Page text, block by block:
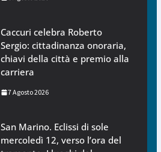
Caccuri celebra Roberto
Sergio: cittadinanza onoraria,
chiavi della città e premio alla
carriera
7 Agosto 2026
San Marino. Eclissi di sole
mercoledì 12, verso l’ora del